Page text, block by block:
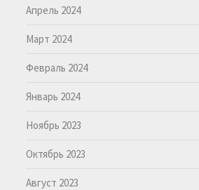
Апрель 2024
Март 2024
Февраль 2024
Январь 2024
Ноябрь 2023
Октябрь 2023
Август 2023